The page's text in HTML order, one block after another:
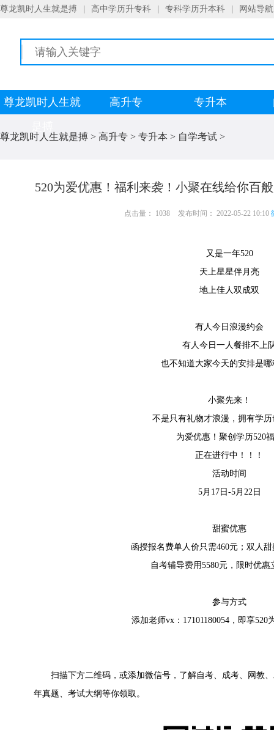
尊龙凯时人生就是搏 高中学历升专科 专科学历升本科 网站导航
尊龙凯时人生就
高升专 专升本
尊龙凯时人生就是搏 > 高升专 > 专升本 > 自学考试 >
520为爱优惠！福利来袭！小聚在线给你百
点击量： 1038 发布时间： 2022-05-22 10:10
又是一年520
天上星星伴月亮
地上佳人双成双
有人今日浪漫约会
有人今日一人餐排不上
也不知道大家今天的安排是
小聚先来！
不是只有礼物才浪漫，拥有学
为爱优惠！聚创学历520
正在进行中！！！
活动时间
5月17日-5月22日
甜蜜优惠
函授报名费单人价只需460元；双人
自考辅导费用5580元，限时优惠
参与方式
添加老师vx：17101180054，即享520
扫描下方二维码，或添加微信号，了解自考、成考、网教、
年真题、考试大纲等你领取。